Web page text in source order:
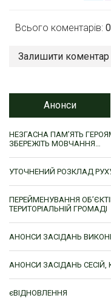
Всього коментарів: 0
Залишити коментар
Анонси
НЕЗГАСНА ПАМ’ЯТЬ
ЗБЕРЕЖІТЬ МОВЧАННЯ…
УТОЧНЕНИЙ РОЗКЛАД
ПЕРЕЙМЕНУВАННЯ
ТЕРИТОРІАЛЬНІЙ ГРОМАДІ
АНОНСИ ЗАСІДАНЬ
АНОНСИ ЗАСІДАНЬ СЕСІЙ,
єВІДНОВЛЕННЯ